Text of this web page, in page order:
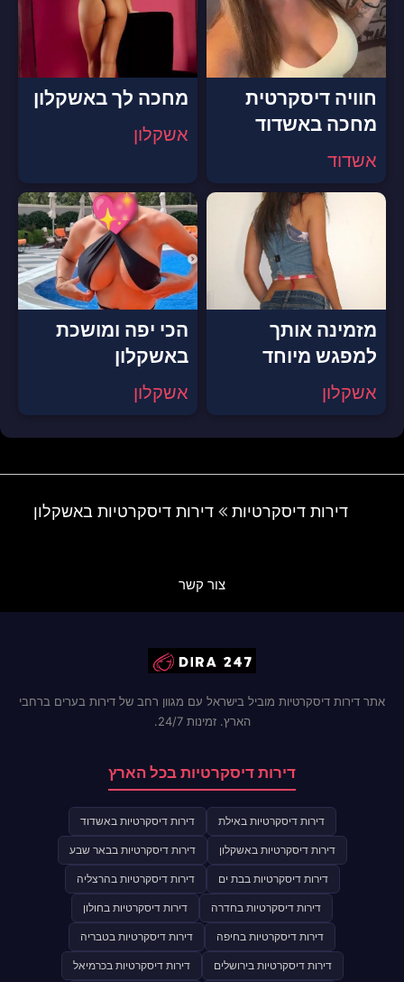
חוויה דיסקרטית
מחכה באשדוד
אשדוד
מחכה לך באשקלון
אשקלון
מזמינה אותך
למפגש מיוחד
אשקלון
הכי יפה ומושכת
באשקלון
אשקלון
דירות דיסקרטיות דירות דיסקרטיות באשקלון
צור קשר
אתר דירות דיסקרטיות מוביל בישראל עם מגוון רחב של דירות בערים ברחבי
הארץ. זמינות 24/7.
דירות דיסקרטיות בכל הארץ
דירות דיסקרטיות באילת דירות דיסקרטיות באשדוד
דירות דיסקרטיות באשקלון דירות דיסקרטיות בבאר שבע
דירות דיסקרטיות בבת ים דירות דיסקרטיות בהרצליה
דירות דיסקרטיות בחדרה דירות דיסקרטיות בחולון
דירות דיסקרטיות בחיפה דירות דיסקרטיות בטבריה
דירות דיסקרטיות בירושלים דירות דיסקרטיות בכרמיאל